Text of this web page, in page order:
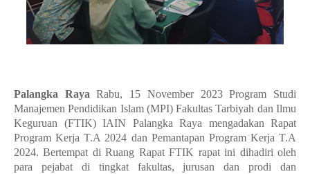
Palangka Raya Rabu, 15 November 2023 Program Studi
Manajemen Pendidikan Islam (MPI) Fakultas Tarbiyah dan Ilmu
Keguruan (FTIK) IAIN Palangka Raya mengadakan Rapat
Program Kerja T.A 2024 dan Pemantapan Program Kerja T.A
2024. Bertempat di Ruang Rapat FTIK rapat ini dihadiri oleh
para pejabat di tingkat fakultas, jurusan dan prodi dan